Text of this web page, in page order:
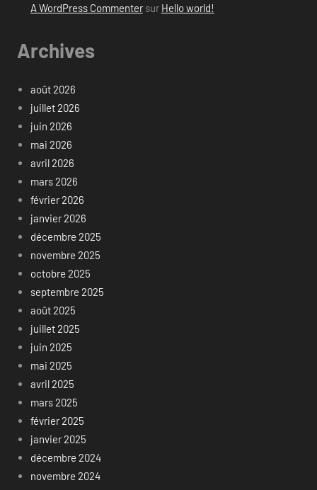
A WordPress Commentersur Hello world!
Archives
août 2026
juillet 2026
juin 2026
mai 2026
avril 2026
mars 2026
février 2026
janvier 2026
décembre 2025
novembre 2025
octobre 2025
septembre 2025
août 2025
juillet 2025
juin 2025
mai 2025
avril 2025
mars 2025
février 2025
janvier 2025
décembre 2024
novembre 2024